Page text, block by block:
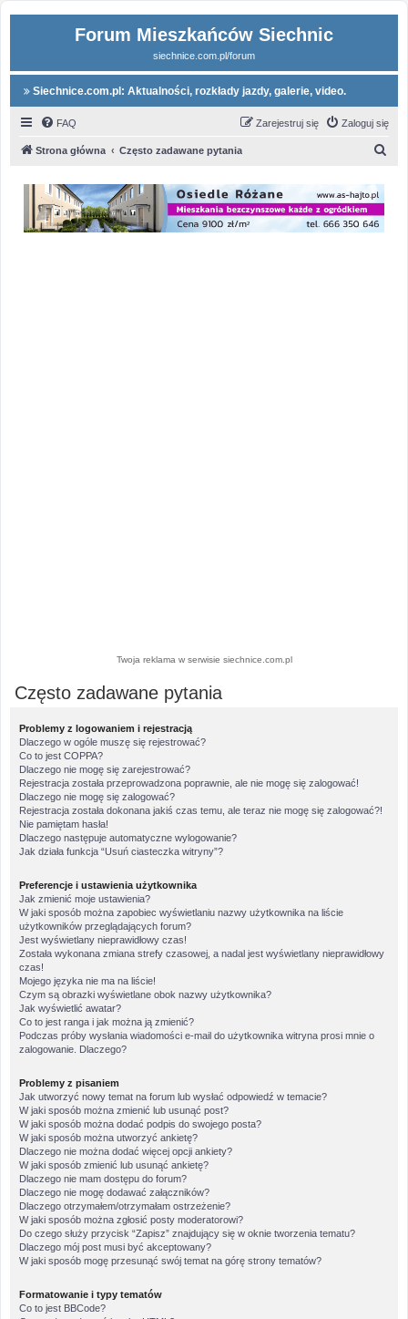
Forum Mieszkańców Siechnic
siechnice.com.pl/forum
Siechnice.com.pl: Aktualności, rozkłady jazdy, galerie, video.
FAQ Zaloguj się
Zarejestruj się
Strona główna Często zadawane pytania
Twoja reklama w serwisie siechnice.com.pl
Często zadawane pytania
Problemy z logowaniem i rejestracją
Dlaczego w ogóle muszę się rejestrować?
Co to jest COPPA?
Dlaczego nie mogę się zarejestrować?
Rejestracja została przeprowadzona poprawnie, ale nie mogę się zalogować!
Dlaczego nie mogę się zalogować?
Rejestracja została dokonana jakiś czas temu, ale teraz nie mogę się zalogować?!
Nie pamiętam hasła!
Dlaczego następuje automatyczne wylogowanie?
Jak działa funkcja “Usuń ciasteczka witryny”?
Preferencje i ustawienia użytkownika
Jak zmienić moje ustawienia?
W jaki sposób można zapobiec wyświetlaniu nazwy użytkownika na liście
użytkowników przeglądających forum?
Jest wyświetlany nieprawidłowy czas!
Została wykonana zmiana strefy czasowej, a nadal jest wyświetlany nieprawidłowy
czas!
Mojego języka nie ma na liście!
Czym są obrazki wyświetlane obok nazwy użytkownika?
Jak wyświetlić awatar?
Co to jest ranga i jak można ją zmienić?
Podczas próby wysłania wiadomości e-mail do użytkownika witryna prosi mnie o
zalogowanie. Dlaczego?
Problemy z pisaniem
Jak utworzyć nowy temat na forum lub wysłać odpowiedź w temacie?
W jaki sposób można zmienić lub usunąć post?
W jaki sposób można dodać podpis do swojego posta?
W jaki sposób można utworzyć ankietę?
Dlaczego nie można dodać więcej opcji ankiety?
W jaki sposób zmienić lub usunąć ankietę?
Dlaczego nie mam dostępu do forum?
Dlaczego nie mogę dodawać załączników?
Dlaczego otrzymałem/otrzymałam ostrzeżenie?
W jaki sposób można zgłosić posty moderatorowi?
Do czego służy przycisk “Zapisz” znajdujący się w oknie tworzenia tematu?
Dlaczego mój post musi być akceptowany?
W jaki sposób mogę przesunąć swój temat na górę strony tematów?
Formatowanie i typy tematów
Co to jest BBCode?